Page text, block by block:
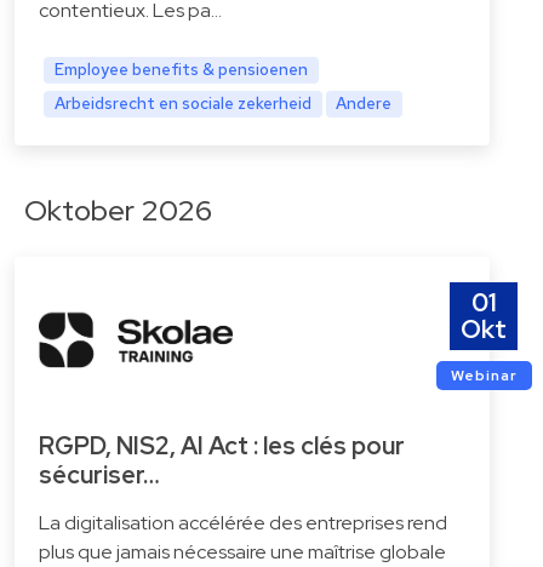
contentieux. Les pa…
Employee benefits & pensioenen
Arbeidsrecht en sociale zekerheid
Andere
Oktober 2026
01
Okt
Webinar
RGPD, NIS2, AI Act : les clés pour
sécuriser…
La digitalisation accélérée des entreprises rend
plus que jamais nécessaire une maîtrise globale